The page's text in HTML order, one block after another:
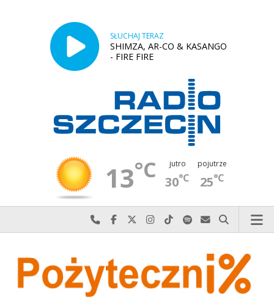
SŁUCHAJ TERAZ
SHIMZA, AR-CO & KASANGO
- FIRE FIRE
13°C jutro
30°C
pojutrze
25°C
Najlepiej po prostu do nas zadzwoń
Odwiedź nas na Facebook-u
Odwiedź nas na X
Odwiedź nas na Instagram-ie
Odwiedź nas na TikTok-u
Szukaj nas na Spotify
Wyślij do nas
Szukaj